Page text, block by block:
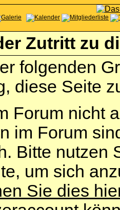
Zutritt zu
folgenden
diese Seite
Forum nicht
im Forum
Bitte nutzen
um sich
Sie dies